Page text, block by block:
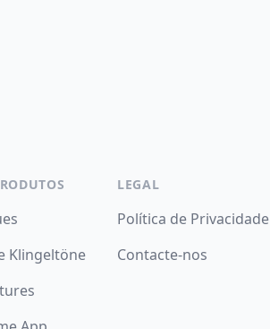
Klingeltöne
LEGAL
Política de Privacidade
Contacte-nos